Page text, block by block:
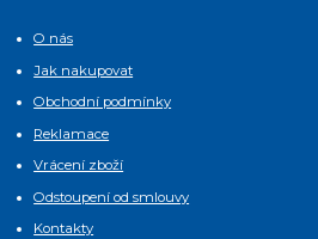
O nás
Jak nakupovat
Obchodní podmínky
Reklamace
Vrácení zboží
Odstoupení od smlouvy
Kontakty